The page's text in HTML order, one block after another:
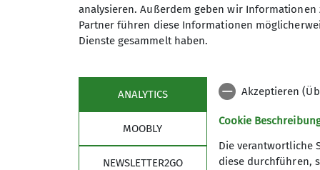
Maximale Teilnehmeranzahl
analysieren. Außerdem geben wir
Partner führen diese Informationen
Dienste gesammelt haben.
ANALYTICS
MOOBLY
NEWSLETTER2GO
Akzeptieren
Cookie
Die verantwortliche
diese durchführen,